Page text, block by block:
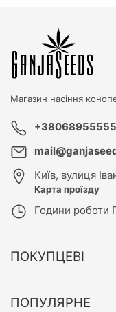
Магазин насіння
Київ, вулиця
Карта проїзду
Години роботи
ПОКУПЦЕВІ
ПОПУЛЯРНЕ